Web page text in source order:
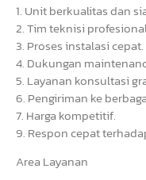
1. Unit berkualitas dan
2. Tim teknisi
3. Proses instalasi cepat.
4. Dukungan
5. Layanan konsultasi
6. Pengiriman ke
7. Harga kompetitif.
9. Respon cepat
Area Layanan